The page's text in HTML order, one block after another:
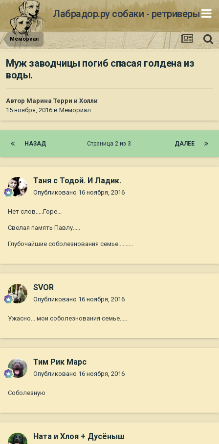
Лабрадор.ру собаки - ретриверы
Мемориал
Муж заводчицы погиб спасая голдена из
воды.
Автор Марина Терри и Холли
15 ноября, 2016 в Мемориал
НАЗАД ДАЛЕЕ
Страница 2 из 3
Таня с Тодой. И Ладик.
Опубликовано 16 ноября, 2016
Нет слов.....Горе...
Свелая память Павлу.....
Глубочайшие соболезнования семье..........
SVOR
Опубликовано 16 ноября, 2016
Ужасно... мои соболезнования семье.....
Тим Рик Марс
Опубликовано 16 ноября, 2016
Соболезную
Ната и Хлоя + Дусёныш